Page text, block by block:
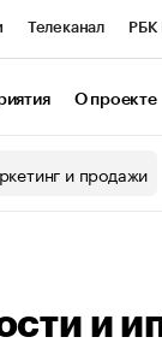
Телеканал РБК
О проекте
и продажи
и